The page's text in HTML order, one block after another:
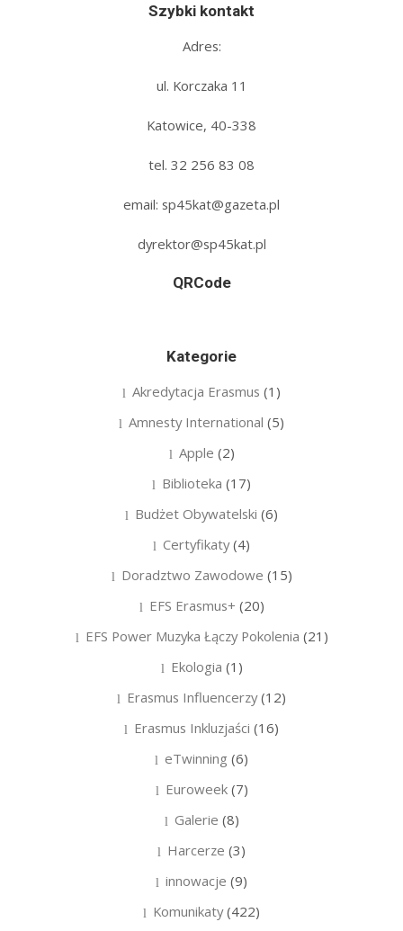
Szybki kontakt
Adres:
ul. Korczaka 11
Katowice, 40-338
tel. 32 256 83 08‬
email: sp45kat@gazeta.pl
dyrektor@sp45kat.pl
QRCode
Kategorie
Akredytacja Erasmus (1)
Amnesty International (5)
Apple (2)
Biblioteka (17)
Budżet Obywatelski (6)
Certyfikaty(4)
Doradztwo Zawodowe (15)
EFS Erasmus+ (20)
EFS Power Muzyka Łączy Pokolenia (21)
Ekologia (1)
Erasmus Influencerzy(12)
Erasmus Inkluzjaści (16)
eTwinning (6)
Euroweek(7)
Galerie (8)
Harcerze (3)
innowacje (9)
Komunikaty(422)